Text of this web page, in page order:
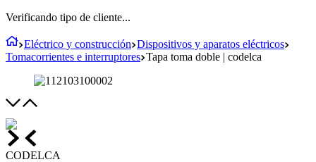
Verificando tipo de cliente...
Eléctrico y construcción Dispositivos y aparatos eléctricos
Tomacorrientes e interruptores Tapa toma doble | codelca
CODELCA